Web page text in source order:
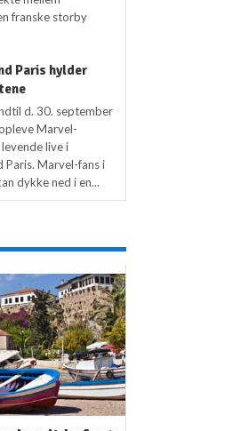
franske storby
Paris hylder
d. 30. september
Marvel-
live i
Paris. Marvel-fans i
dykke ned i en...